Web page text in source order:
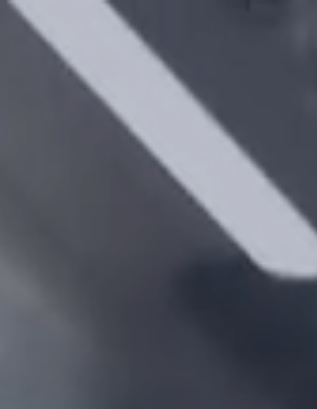
Panneau de gestion des cookies